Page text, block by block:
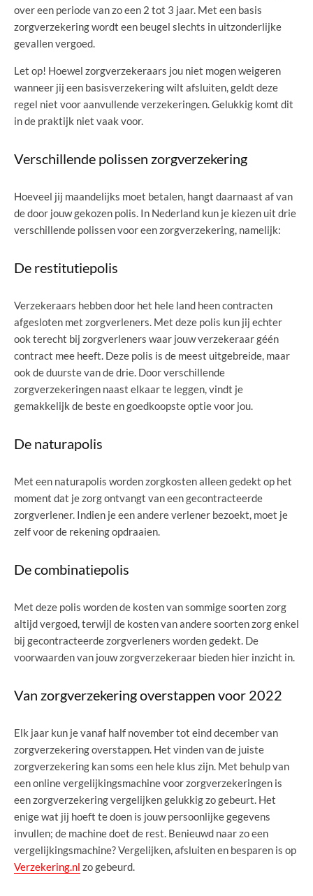
over een periode van zo een 2 tot 3 jaar. Met een basis
zorgverzekering wordt een beugel slechts in uitzonderlijke
gevallen vergoed.
Let op! Hoewel zorgverzekeraars jou niet mogen weigeren
wanneer jij een basisverzekering wilt afsluiten, geldt deze
regel niet voor aanvullende verzekeringen. Gelukkig komt dit
in de praktijk niet vaak voor.
Verschillende polissen zorgverzekering
Hoeveel jij maandelijks moet betalen, hangt daarnaast af van
de door jouw gekozen polis. In Nederland kun je kiezen uit drie
verschillende polissen voor een zorgverzekering, namelijk:
De restitutiepolis
Verzekeraars hebben door het hele land heen contracten
afgesloten met zorgverleners. Met deze polis kun jij echter
ook terecht bij zorgverleners waar jouw verzekeraar géén
contract mee heeft. Deze polis is de meest uitgebreide, maar
ook de duurste van de drie. Door verschillende
zorgverzekeringen naast elkaar te leggen, vindt je
gemakkelijk de beste en goedkoopste optie voor jou.
De naturapolis
Met een naturapolis worden zorgkosten alleen gedekt op het
moment dat je zorg ontvangt van een gecontracteerde
zorgverlener. Indien je een andere verlener bezoekt, moet je
zelf voor de rekening opdraaien.
De combinatiepolis
Met deze polis worden de kosten van sommige soorten zorg
altijd vergoed, terwijl de kosten van andere soorten zorg enkel
bij gecontracteerde zorgverleners worden gedekt. De
voorwaarden van jouw zorgverzekeraar bieden hier inzicht in.
Van zorgverzekering overstappen voor 2022
Elk jaar kun je vanaf half november tot eind december van
zorgverzekering overstappen. Het vinden van de juiste
zorgverzekering kan soms een hele klus zijn. Met behulp van
een online vergelijkingsmachine voor zorgverzekeringen is
een zorgverzekering vergelijken gelukkig zo gebeurt. Het
enige wat jij hoeft te doen is jouw persoonlijke gegevens
invullen; de machine doet de rest. Benieuwd naar zo een
vergelijkingsmachine? Vergelijken, afsluiten en besparen is op
Verzekering.nl zo gebeurd.